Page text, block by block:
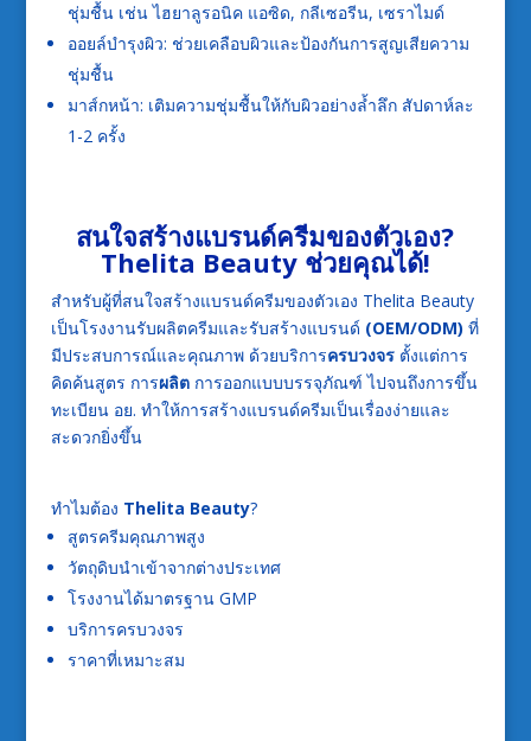
ชุ่มชื้น เช่น ไฮยาลูรอนิค แอซิด, กลีเซอรีน, เซราไมด์
ออยล์บำรุงผิว: ช่วยเคลือบผิวและป้องกันการสูญเสียความ
ชุ่มชื้น
มาส์กหน้า: เติมความชุ่มชื้นให้กับผิวอย่างล้ำลึก สัปดาห์ละ
1-2 ครั้ง
สนใจสร้างแบรนด์ครีมของตัวเอง?
Thelita Beauty ช่วยคุณได้!
สำหรับผู้ที่สนใจสร้างแบรนด์ครีมของตัวเอง Thelita Beauty
เป็นโรงงานรับผลิตครีมและรับสร้างแบรนด์ (OEM/ODM) ที่
มีประสบการณ์และคุณภาพ ด้วยบริการครบวงจรตั้งแต่การ
คิดค้นสูตร การผลิตการออกแบบบรรจุภัณฑ์ ไปจนถึงการขึ้น
ทะเบียน อย. ทำให้การสร้างแบรนด์ครีมเป็นเรื่องง่ายและ
สะดวกยิ่งขึ้น
ทำไมต้อง Thelita Beauty?
สูตรครีมคุณภาพสูง
วัตถุดิบนำเข้าจากต่างประเทศ
โรงงานได้มาตรฐาน GMP
บริการครบวงจร
ราคาที่เหมาะสม